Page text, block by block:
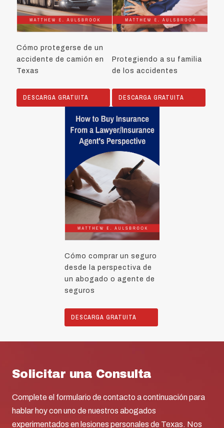
Cómo protegerse de un
accidente de camión en
Texas
DESCARGA GRATUITA
Protegiendo a su familia
de los accidentes
DESCARGA GRATUITA
Cómo comprar un seguro
desde la perspectiva de
un abogado o agente de
seguros
DESCARGA GRATUITA
Solicitar una Consulta
Complete el formulario de contacto a continuación para
hablar hoy con uno de nuestros abogados
experimentados en lesiones personales de Texas. Nos